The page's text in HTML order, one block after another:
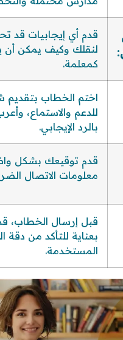
قدم أي إيجابيات قد
لنقلك وكيف يمكن أن
كمعلمة.
اختم الخطاب
للدعم والاستماع،
بالرد الإيجابي.
قدم توقيعك بشكل
معلومات الاتصال
قبل إرسال الخطاب،
بعناية للتأكد من دقة
المستخدمة.